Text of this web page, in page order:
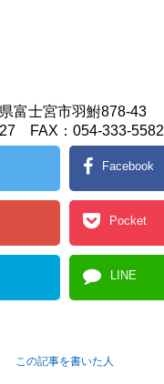
富士宮市羽鮒878-43
FAX：054-333-5582
Facebook
Pocket
LINE
この記事を書いた人